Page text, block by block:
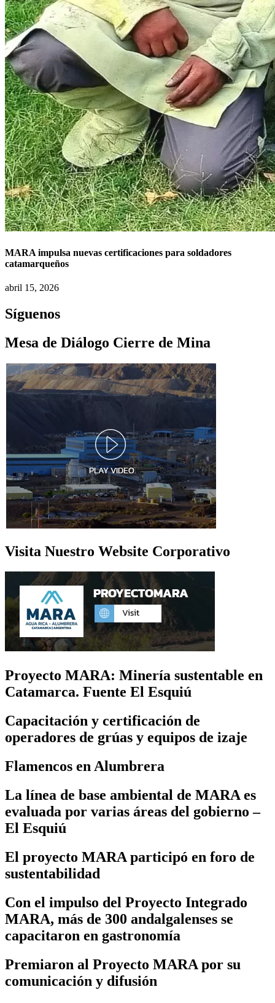
MARA impulsa nuevas certificaciones para soldadores
catamarqueños
abril 15, 2026
Síguenos
Mesa de Diálogo Cierre de Mina
Visita Nuestro Website Corporativo
Proyecto MARA: Minería sustentable en
Catamarca. Fuente El Esquiú
Capacitación y certificación de
operadores de grúas y equipos de izaje
Flamencos en Alumbrera
La línea de base ambiental de MARA es
evaluada por varias áreas del gobierno –
El Esquiú
El proyecto MARA participó en foro de
sustentabilidad
Con el impulso del Proyecto Integrado
MARA, más de 300 andalgalenses se
capacitaron en gastronomía
Premiaron al Proyecto MARA por su
comunicación y difusión